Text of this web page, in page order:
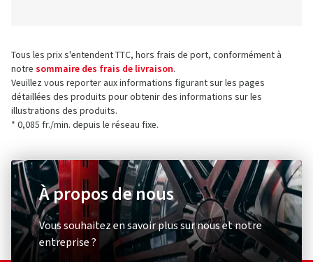
Tous les prix s'entendent TTC, hors frais de port, conformément à
notre sommaire des frais de livraison.
Veuillez vous reporter aux informations figurant sur les pages
détaillées des produits pour obtenir des informations sur les
illustrations des produits.
* 0,085 fr./min. depuis le réseau fixe.
À propos de nous
Vous souhaitez en savoir plus sur nous et notre
entreprise ?